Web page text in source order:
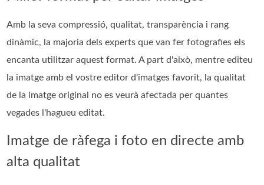
Amb la seva compressió, qualitat, transparència i rang
dinàmic, la majoria dels experts que van fer fotografies els
encanta utilitzar aquest format. A part d'això, mentre editeu
la imatge amb el vostre editor d'imatges favorit, la qualitat
de la imatge original no es veurà afectada per quantes
vegades l'hagueu editat.
Imatge de ràfega i foto en directe amb
alta qualitat